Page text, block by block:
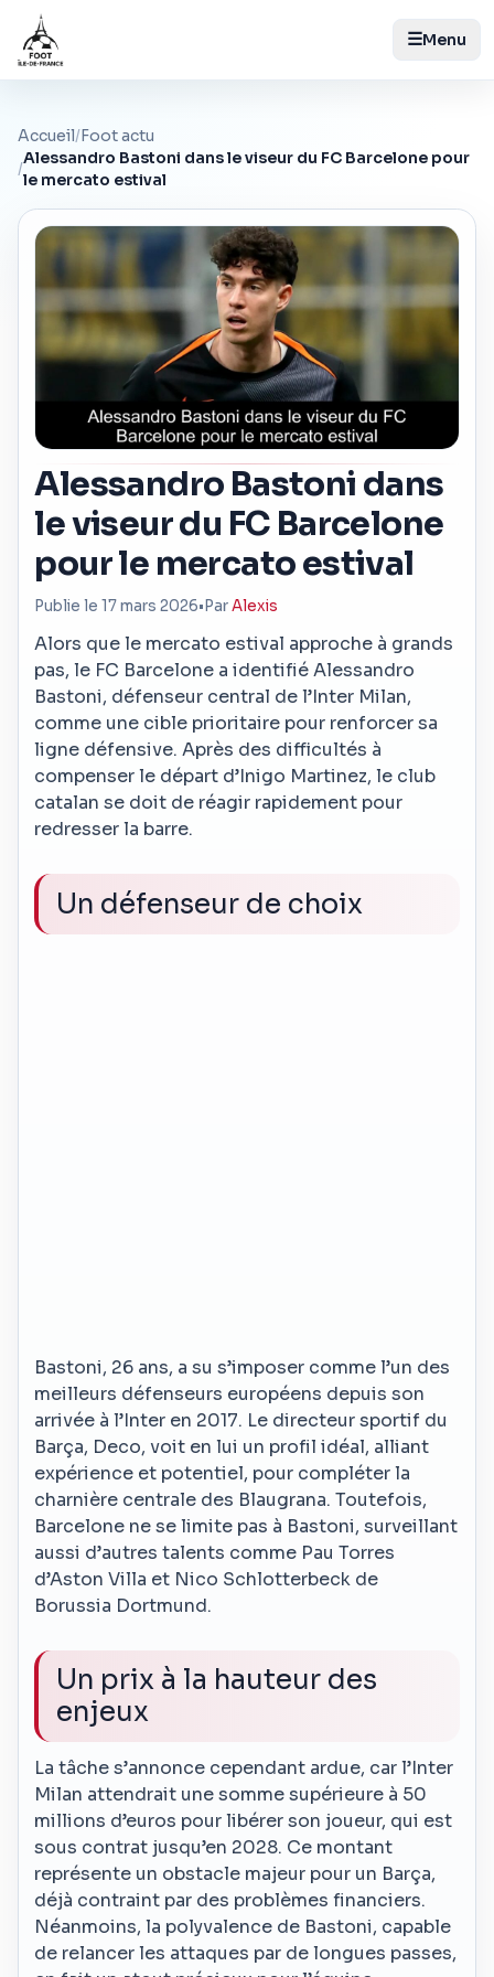
☰Menu
Accueil/Foot actu
/
Alessandro Bastoni dans le viseur du FC Barcelone pour
le mercato estival
Alessandro Bastoni dans
le viseur du FC Barcelone
pour le mercato estival
Publie le 17 mars 2026• ParAlexis
Alors que le mercato estival approche à grands
pas, le FC Barcelone a identifié Alessandro
Bastoni, défenseur central de l’Inter Milan,
comme une cible prioritaire pour renforcer sa
ligne défensive. Après des difficultés à
compenser le départ d’Inigo Martinez, le club
catalan se doit de réagir rapidement pour
redresser la barre.
Un défenseur de choix
Bastoni, 26 ans, a su s’imposer comme l’un des
meilleurs défenseurs européens depuis son
arrivée à l’Inter en 2017. Le directeur sportif du
Barça, Deco, voit en lui un profil idéal, alliant
expérience et potentiel, pour compléter la
charnière centrale des Blaugrana. Toutefois,
Barcelone ne se limite pas à Bastoni, surveillant
aussi d’autres talents comme Pau Torres
d’Aston Villa et Nico Schlotterbeck de
Borussia Dortmund.
Un prix à la hauteur des
enjeux
La tâche s’annonce cependant ardue, car l’Inter
Milan attendrait une somme supérieure à 50
millions d’euros pour libérer son joueur, qui est
sous contrat jusqu’en 2028. Ce montant
représente un obstacle majeur pour un Barça,
déjà contraint par des problèmes financiers.
Néanmoins, la polyvalence de Bastoni, capable
de relancer les attaques par de longues passes,